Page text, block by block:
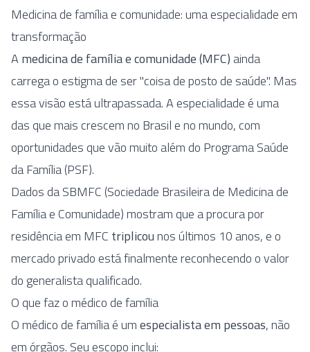
Medicina de família e comunidade: uma especialidade em
transformação
A medicina de família e comunidade (MFC) ainda
carrega o estigma de ser "coisa de posto de saúde". Mas
essa visão está ultrapassada. A especialidade é uma
das que mais crescem no Brasil e no mundo, com
oportunidades que vão muito além do Programa Saúde
da Família (PSF).
Dados da SBMFC (Sociedade Brasileira de Medicina de
Família e Comunidade) mostram que a procura por
residência em MFC triplicounos últimos 10 anos, e o
mercado privado está finalmente reconhecendo o valor
do generalista qualificado.
O que faz o médico de família
O médico de família é umespecialista em pessoas, não
em órgãos. Seu escopo inclui: